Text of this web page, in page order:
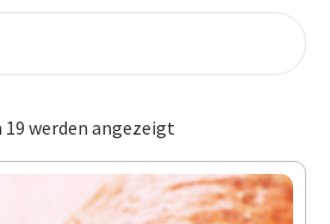
19 werden angezeigt